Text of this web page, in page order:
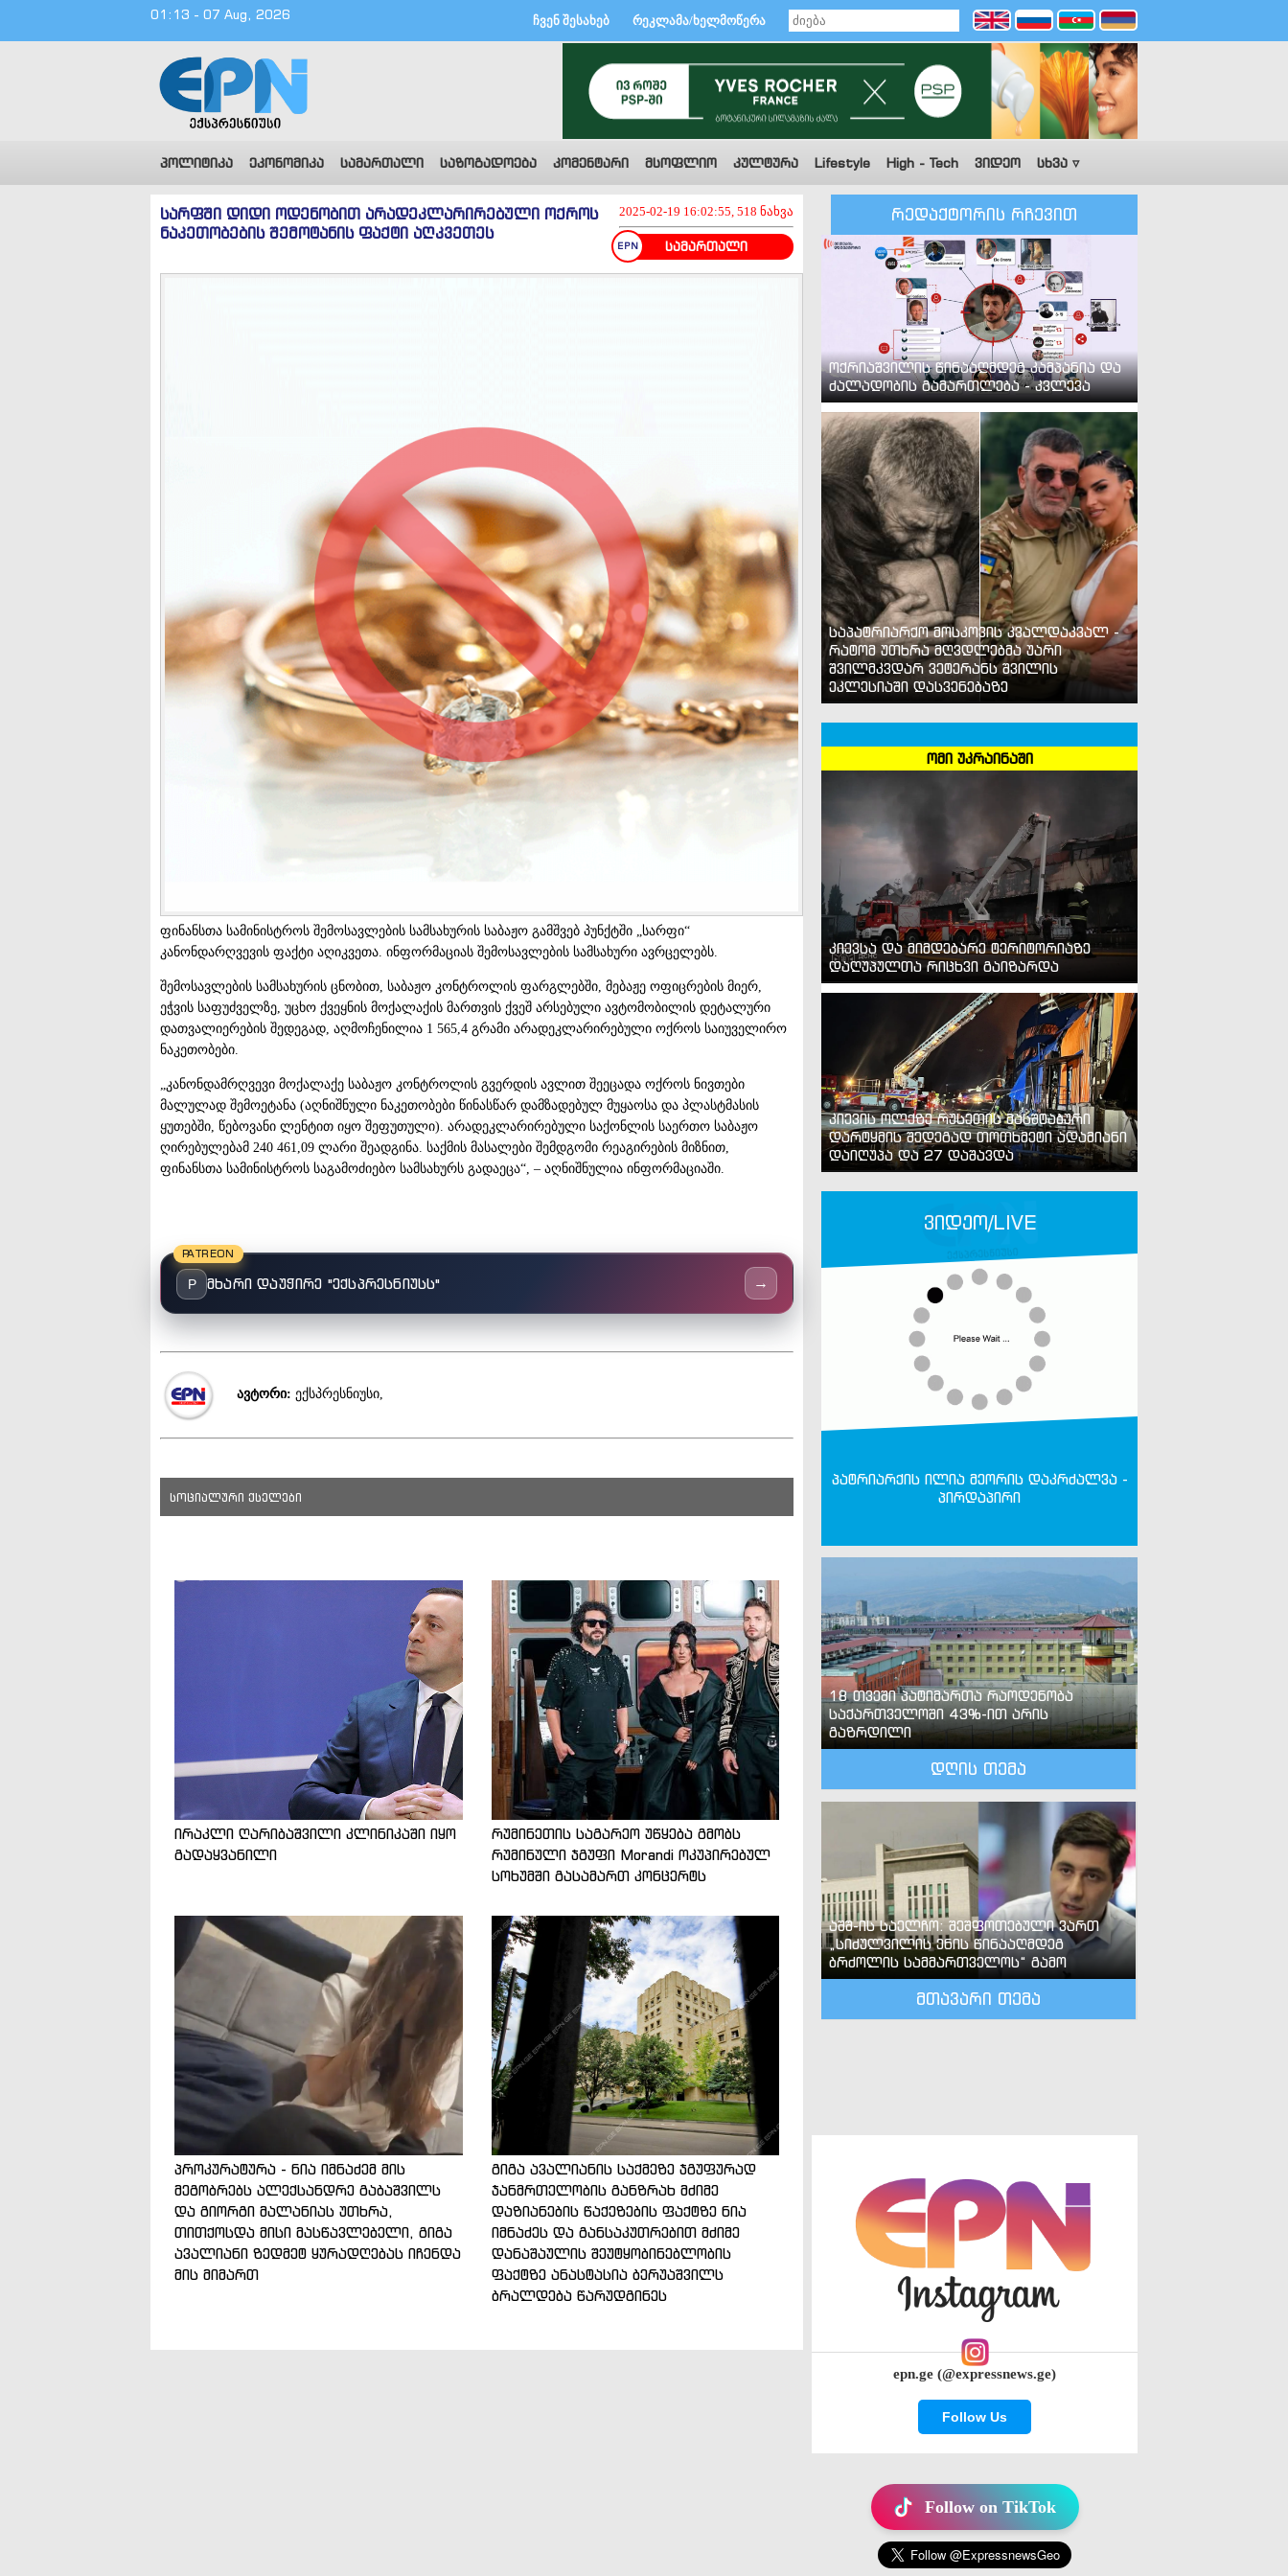
01:13 - 07 Aug, 2026 ჩვენ შესახებ რეკლამა/ხელმოწერა
პოლიტიკა ეკონომიკა სამართალი საზოგადოება კომენტარი მსოფლიო კულტურა Lifestyle High - Tech ვიდეო სხვა ▿
2025-02-19 16:02:55, 518 ნახვა
სამართალი
სარფში დიდი ოდენობით არადეკლარირებული ოქროს
ნაკეთობების შემოტანის ფაქტი აღკვეთეს
ფინანსთა სამინისტროს შემოსავლების სამსახურის საბაჟო გამშვებ პუნქტში „სარფი“
კანონდარღვევის ფაქტი აღიკვეთა. ინფორმაციას შემოსავლების სამსახური ავრცელებს.
შემოსავლების სამსახურის ცნობით, საბაჟო კონტროლის ფარგლებში, მებაჟე ოფიცრების მიერ,
ეჭვის საფუძველზე, უცხო ქვეყნის მოქალაქის მართვის ქვეშ არსებული ავტომობილის დეტალური
დათვალიერების შედეგად, აღმოჩენილია 1 565,4 გრამი არადეკლარირებული ოქროს საიუველირო
ნაკეთობები.
„კანონდამრღვევი მოქალაქე საბაჟო კონტროლის გვერდის ავლით შეეცადა ოქროს ნივთები
მალულად შემოეტანა (აღნიშნული ნაკეთობები წინასწარ დამზადებულ მუყაოსა და პლასტმასის
ყუთებში, წებოვანი ლენტით იყო შეფუთული). არადეკლარირებული საქონლის საერთო საბაჟო
ღირებულებამ 240 461,09 ლარი შეადგინა. საქმის მასალები შემდგომი რეაგირების მიზნით,
ფინანსთა სამინისტროს საგამოძიებო სამსახურს გადაეცა“, – აღნიშნულია ინფორმაციაში.
PATREON
P მხარი დაუჭირე "ექსპრესნიუსს" →
ავტორი: ექსპრესნიუსი,
სოციალური ქსელები
ირაკლი ღარიბაშვილი კლინიკაში იყო
გადაყვანილი
რუმინეთის საგარეო უწყება გმობს
რუმინული ჯგუფი Morandi ოკუპირებულ
სოხუმში გასამართ კონცერტს
პროკურატურა - ნია იმნაძემ მის
მეგობრებს ალექსანდრე გაბაშვილს
და გიორგი მალანიას უთხრა,
თითქოსდა მისი მასწავლებელი, გიგა
ავალიანი ზედმეტ ყურადღებას იჩენდა
მის მიმართ
გიგა ავალიანის საქმეზე ჯგუფურად
ჯანმრთელობის განზრახ მძიმე
დაზიანების წაქეზების ფაქტზე ნია
იმნაძეს და განსაკუთრებით მძიმე
დანაშაულის შეუტყობინებლობის
ფაქტზე ანასტასია ბერუაშვილს
ბრალდება წარუდგინეს
რედაქტორის რჩევით
ოქრიაშვილის წინააღმდეგ კამპანია და
ძალადობის გამართლება - კვლევა
საპატრიარქო მოსკოვის კვალდაკვალ -
რატომ უთხრა მღვდლებმა უარი
შვილმკვდარ ვეტერანს შვილის
ეკლესიაში დასვენებაზე
ომი უკრაინაში
კიევსა და მიმდებარე ტერიტორიაზე
დაღუპულთა რიცხვი გაიზარდა
კიევის ოლქზე რუსეთის მასშტაბური
დარტყმის შედეგად თოთხმეტი ადამიანი
დაიღუპა და 27 დაშავდა
ვიდეო/LIVE
პატრიარქის ილია მეორის დაკრძალვა -
პირდაპირი
18 თვეში პატიმართა რაოდენობა
საქართველოში 43%-ით არის
გაზრდილი
დღის თემა
აშშ-ის საელჩო: შეშფოთებული ვართ
„სიძულვილის ენის წინააღმდეგ
ბრძოლის სამმართველოს“ გამო
მთავარი თემა
epn.ge (@expressnews.ge)
Follow Us
Follow on TikTok